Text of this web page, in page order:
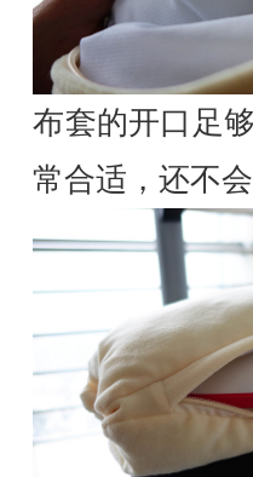
布套的开口足
常合适，还不会